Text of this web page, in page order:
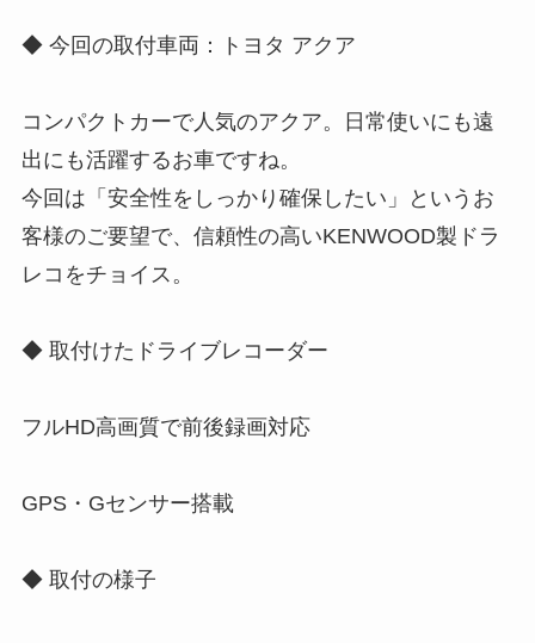
◆ 今回の取付車両：トヨタ アクア
コンパクトカーで人気のアクア。日常使いにも遠
出にも活躍するお車ですね。
今回は「安全性をしっかり確保したい」というお
客様のご要望で、信頼性の高いKENWOOD製ドラ
レコをチョイス。
◆ 取付けたドライブレコーダー
フルHD高画質で前後録画対応
GPS・Gセンサー搭載
◆ 取付の様子